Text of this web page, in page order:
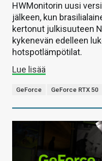
HWMonitorin uusi
jälkeen, kun
kertonut julkisuuteen
kykenevän edelleen
hotspotlämpötilat.
Lue lisää
GeForce GeForce RTX 50